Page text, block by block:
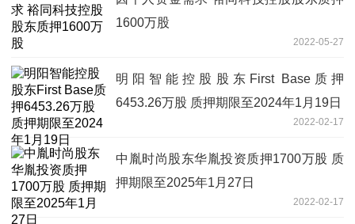
1600万股
2022-05-27
明阳智能控股股东First Base质押
6453.26万股 质押期限至2024年1月19日
2022-02-17
中胤时尚股东华胤投资质押1700万股 质
押期限至2025年1月27日
2022-02-17